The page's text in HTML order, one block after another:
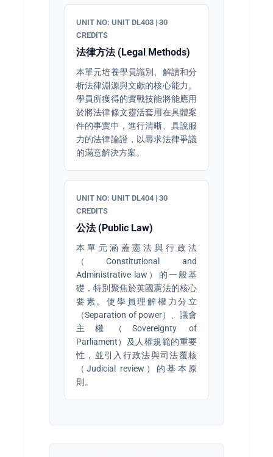
UNIT NO: UNIT DL403 | 30
CREDITS
法律方法 (Legal Methods)
本單元培養學員識別、解讀和分
析法律淵源與文獻的核心能力。
學員所獲得的實戰技能將能應用
於將法律條文靈活套用在具體案
件的事實中，進行清晰、具說服
力的法律論證，以尋求法律爭議
的滿意解決方案。
UNIT NO: UNIT DL404 | 30
CREDITS
公法 (Public Law)
本單元涵蓋憲法與行政法
（Constitutional and
Administrative law）的一般基
礎，特別聚焦於英國憲法的核心
要素。使學員理解權力分立
（Separation of power）、議會
主權（Sovereignty of
Parliament）及人權規範的重要
性，並引入行政法與司法覆核
（Judicial review）的基本原
則。